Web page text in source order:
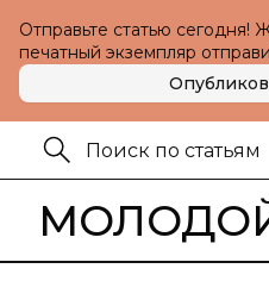
Отправьте статью сегодня!
печатный экземпляр